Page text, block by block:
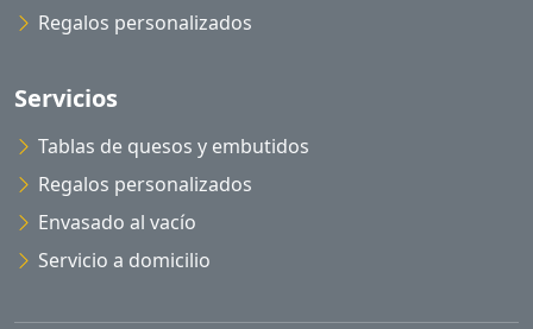
Regalos personalizados
Servicios
Tablas de quesos y embutidos
Regalos personalizados
Envasado al vacío
Servicio a domicilio